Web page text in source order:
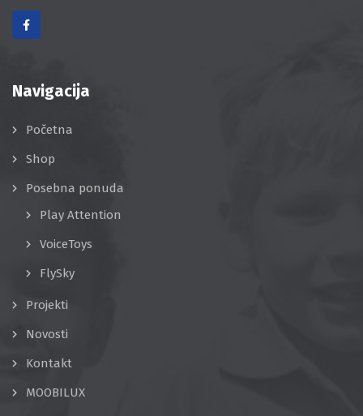
Navigacija
Početna
Shop
Posebna ponuda
Play Attention
VoiceToys
FlySky
Projekti
Novosti
Kontakt
MOOBILUX